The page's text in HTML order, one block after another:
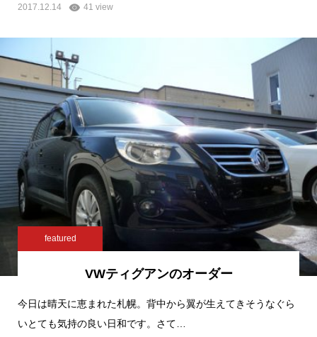
2017.12.14 41 view
featured
VWティグアンのオーダー
今日は晴天に恵まれた札幌。背中から翼が生えてきそうなぐら
いとても気持の良い日和です。さて…